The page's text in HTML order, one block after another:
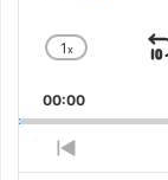
Change
Rate
1x
00:00
Previous